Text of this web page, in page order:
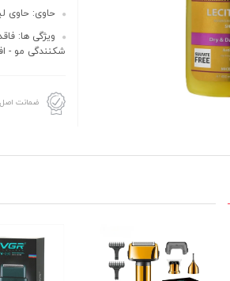
حاوی: حاوی
ویژگی ها:
شکنندگی مو -
ضمانت اصل